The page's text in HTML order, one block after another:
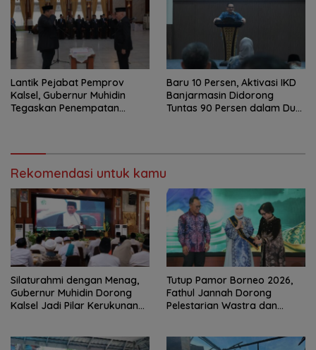
Lantik Pejabat Pemprov
Kalsel, Gubernur Muhidin
Tegaskan Penempatan
Baru 10 Persen, Aktivasi IKD
Banjarmasin Didorong
Tuntas 90 Persen dalam Dua
Rekomendasi untuk kamu
Silaturahmi dengan Menag,
Gubernur Muhidin Dorong
Kalsel Jadi Pilar Kerukunan
Tutup Pamor Borneo 2026,
Fathul Jannah Dorong
Pelestarian Wastra dan